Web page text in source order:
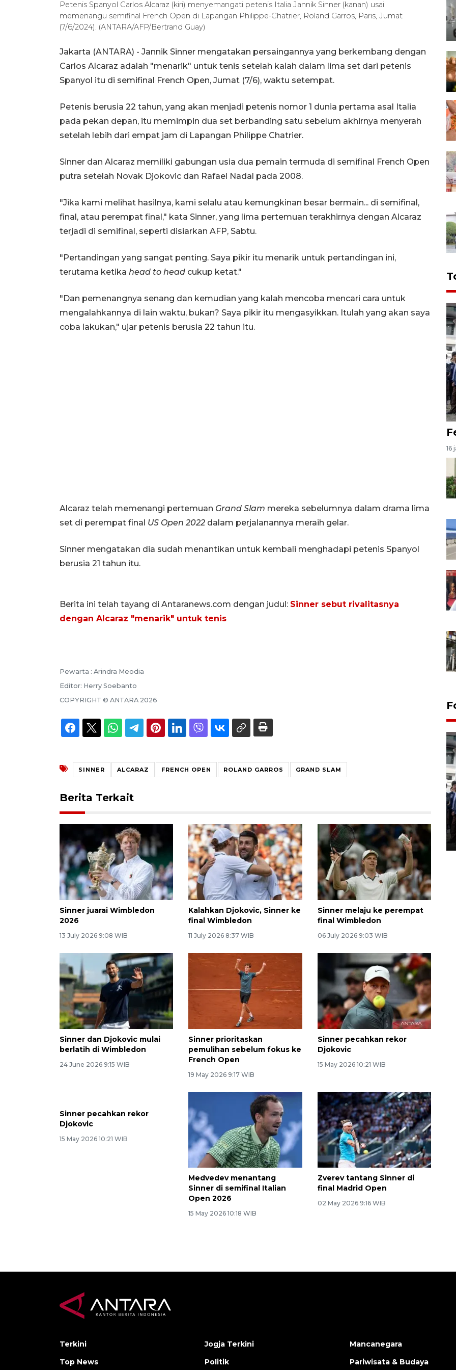
Petenis Spanyol Carlos Alcaraz (kiri) menyemangati petenis Italia Jannik Sinner (kanan) usai
memenangu semifinal French Open di Lapangan Philippe-Chatrier, Roland Garros, Paris, Jumat
(7/6/2024). (ANTARA/AFP/Bertrand Guay)
Jakarta (ANTARA) - Jannik Sinner mengatakan persaingannya yang berkembang dengan
Carlos Alcaraz adalah "menarik" untuk tenis setelah kalah dalam lima set dari petenis
Spanyol itu di semifinal French Open, Jumat (7/6), waktu setempat.
Petenis berusia 22 tahun, yang akan menjadi petenis nomor 1 dunia pertama asal Italia
pada pekan depan, itu memimpin dua set berbanding satu sebelum akhirnya menyerah
setelah lebih dari empat jam di Lapangan Philippe Chatrier.
Sinner dan Alcaraz memiliki gabungan usia dua pemain termuda di semifinal French Open
putra setelah Novak Djokovic dan Rafael Nadal pada 2008.
"Jika kami melihat hasilnya, kami selalu atau kemungkinan besar bermain... di semifinal,
final, atau perempat final," kata Sinner, yang lima pertemuan terakhirnya dengan Alcaraz
terjadi di semifinal, seperti disiarkan AFP, Sabtu.
"Pertandingan yang sangat penting. Saya pikir itu menarik untuk pertandingan ini,
terutama ketika head to head cukup ketat."
"Dan pemenangnya senang dan kemudian yang kalah mencoba mencari cara untuk
mengalahkannya di lain waktu, bukan? Saya pikir itu mengasyikkan. Itulah yang akan saya
coba lakukan," ujar petenis berusia 22 tahun itu.
Alcaraz telah memenangi pertemuan Grand Slam mereka sebelumnya dalam drama lima
set di perempat final US Open 2022 dalam perjalanannya meraih gelar.
Sinner mengatakan dia sudah menantikan untuk kembali menghadapi petenis Spanyol
berusia 21 tahun itu.
Berita ini telah tayang di Antaranews.com dengan judul: Sinner sebut rivalitasnya
dengan Alcaraz "menarik" untuk tenis
Pewarta : Arindra Meodia
Editor: Herry Soebanto
COPYRIGHT © ANTARA 2026
SINNER ALCARAZ FRENCH OPEN ROLAND GARROS GRAND SLAM
Berita Terkait
Sinner juarai Wimbledon
2026
13 July 2026 9:08 WIB
Kalahkan Djokovic, Sinner ke
final Wimbledon
11 July 2026 8:37 WIB
Sinner melaju ke perempat
final Wimbledon
06 July 2026 9:03 WIB
Sinner dan Djokovic mulai
berlatih di Wimbledon
24 June 2026 9:15 WIB
Sinner prioritaskan
pemulihan sebelum fokus ke
French Open
19 May 2026 9:17 WIB
Sinner pecahkan rekor
Djokovic
15 May 2026 10:21 WIB
Sinner pecahkan rekor
Djokovic
15 May 2026 10:21 WIB
Medvedev menantang
Sinner di semifinal Italian
Open 2026
15 May 2026 10:18 WIB
Zverev tantang Sinner di
final Madrid Open
02 May 2026 9:16 WIB
16
ANTARA Biro DIY
03 August 2026 17:24 WIB
Terkini
Top News
Jogja Terkini
Politik
Mancanegara
Pariwisata & Budaya